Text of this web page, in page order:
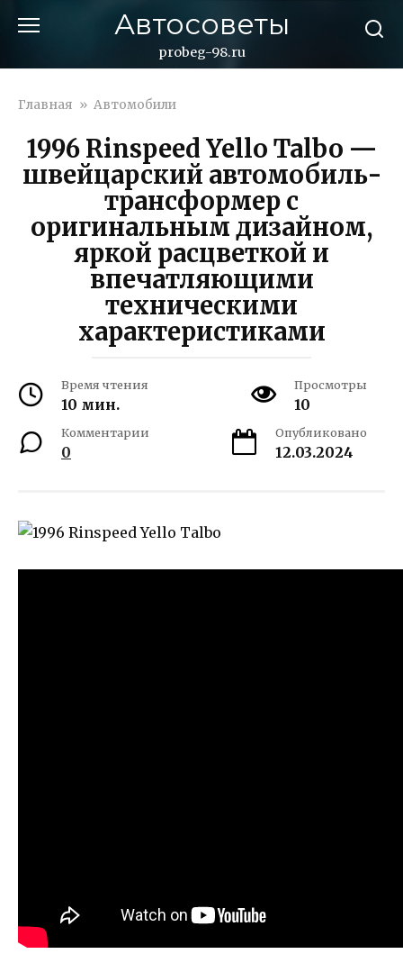
Автосоветы
probeg-98.ru
Главная » Автомобили
1996 Rinspeed Yello Talbo —
швейцарский автомобиль-
трансформер с
оригинальным дизайном,
яркой расцветкой и
впечатляющими
техническими
характеристиками
Время чтения
10 мин.
Просмотры
10
Комментарии
0
Опубликовано
12.03.2024